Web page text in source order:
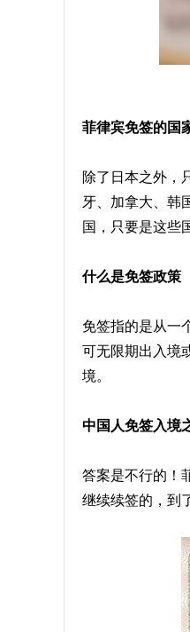
菲律宾免签的国
除了日本之外，
牙、加拿大、韩
国，只要是这些
什么是免签政策
免签指的是从一
可无限期出入境
境。
中国人免签入境
答案是不行的！
继续续签的，到